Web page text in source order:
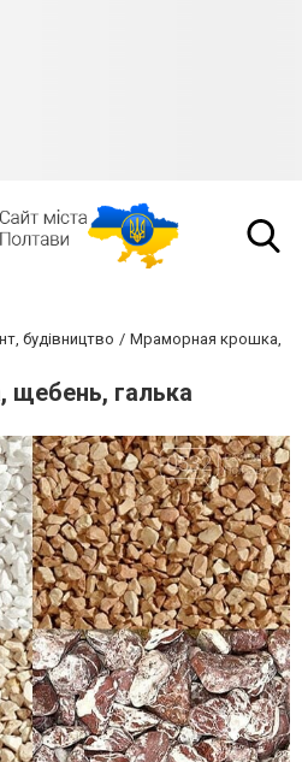
будівництво
Мраморная крошка,
галька